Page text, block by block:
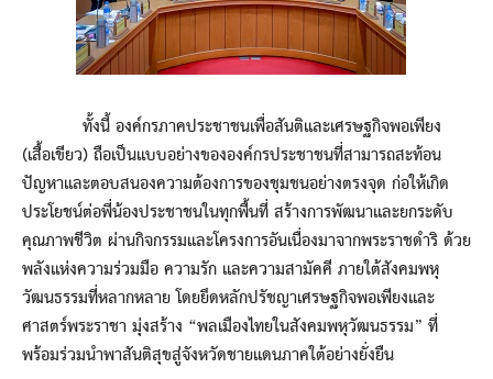
ทั้งนี้ องค์กรภาคประชาชนเพื่อสันติและเศรษฐกิจพอเพียง
(เสื้อเขียว) ถือเป็นแบบอย่างขององค์กรประชาชนที่สามารถสะท้อน
ปัญหาและตอบสนองความต้องการของชุมชนอย่างตรงจุด ก่อให้เกิด
ประโยชน์ต่อพี่น้องประชาชนในทุกพื้นที่ สร้างการพัฒนาและยกระดับ
คุณภาพชีวิต ผ่านกิจกรรมและโครงการอันเนื่องมาจากพระราชดำริ ด้วย
พลังแห่งความร่วมมือ ความรัก และความสามัคคี ภายใต้สังคมพหุ
วัฒนธรรมที่หลากหลาย โดยยึดหลักปรัชญาเศรษฐกิจพอเพียงและ
ศาสตร์พระราชา มุ่งสร้าง “พลเมืองไทยในสังคมพหุวัฒนธรรม” ที่
พร้อมร่วมนำพาสันติสุขสู่จังหวัดชายแดนภาคใต้อย่างยั่งยืน